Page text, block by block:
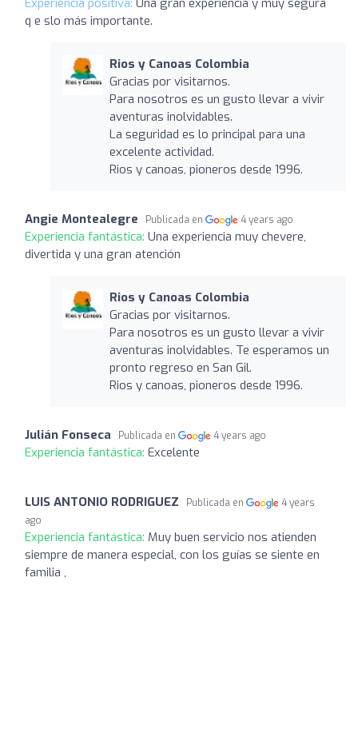
q e slo más importante.
Rios y Canoas Colombia
Gracias por visitarnos.
Para nosotros es un gusto llevar a vivir
aventuras inolvidables.
La seguridad es lo principal para una
excelente actividad.
Rios y canoas, pioneros desde 1996.
Angie Montealegre Publicada en 4 years ago
Experiencia fantástica: Una experiencia muy chevere,
divertida y una gran atención
Rios y Canoas Colombia
Gracias por visitarnos.
Para nosotros es un gusto llevar a vivir
aventuras inolvidables. Te esperamos un
pronto regreso en San Gil.
Rios y canoas, pioneros desde 1996.
Julián Fonseca Publicada en 4 years ago
Experiencia fantástica: Excelente
LUIS ANTONIO RODRIGUEZ Publicada en
4 years
ago
Experiencia fantástica: Muy buen servicio nos atienden
siempre de manera especial, con los guías se siente en
familia ,